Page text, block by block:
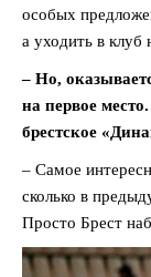
особых
а уходить в клуб
– Но,
на первое
брестское
– Самое
сколько в
Просто Брест